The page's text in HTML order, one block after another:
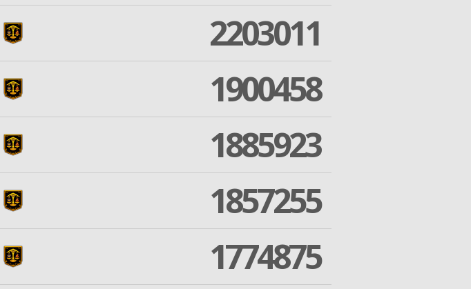
2203011
1900458
1885923
1857255
1774875